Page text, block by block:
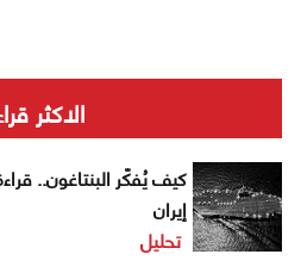
الاكثر
كيف يُفكّر البنتاغون..
إيران
تحليل